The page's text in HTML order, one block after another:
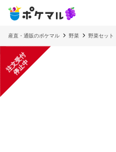
産直・通販のポケマル 野菜 野菜セット
注
文
受
付
停
止
中